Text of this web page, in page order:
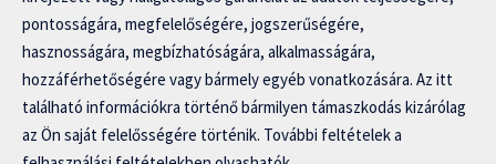
pontosságára, megfelelőségére, jogszerűségére,
hasznosságára, megbízhatóságára, alkalmasságára,
hozzáférhetőségére vagy bármely egyéb vonatkozására. Az itt
található információkra történő bármilyen támaszkodás kizárólag
az Ön saját felelősségére történik. További feltételek a